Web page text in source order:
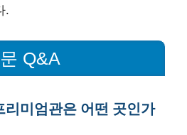
.
Q&A
리미엄관은 어떤 곳인가